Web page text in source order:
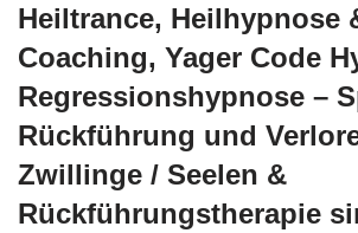
Heiltrance, Heilhypnose
Coaching, Yager Code
Regressionshypnose –
Rückführung und
Zwillinge / Seelen &
Rückführungstherapie